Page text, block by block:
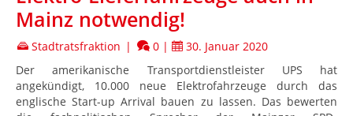
Mainz notwendig!
Stadtratsfraktion | 0 |
30. Januar 2020
Der amerikanische Transportdienstleister UPS hat
angekündigt, 10.000 neue Elektrofahrzeuge durch das
englische Start-up Arrival bauen zu lassen. Das bewerten